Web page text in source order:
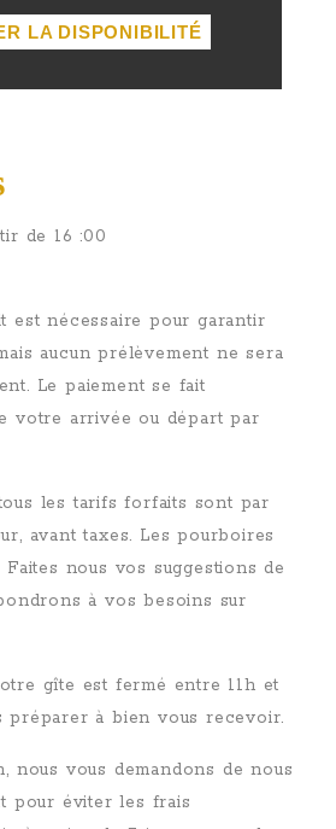
LA DISPONIBILITÉ
de 16 :00
est nécessaire pour garantir
aucun prélèvement ne sera
Le paiement se fait
votre arrivée ou départ par
les tarifs forfaits sont par
avant taxes. Les pourboires
nous vos suggestions de
à vos besoins sur
gîte est fermé entre 11h et
préparer à bien vous recevoir.
nous vous demandons de nous
pour éviter les frais